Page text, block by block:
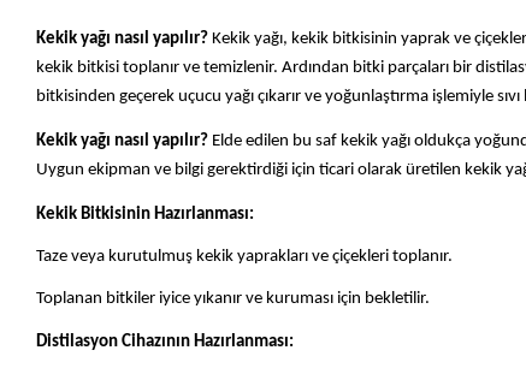
Kekik yağı nasıl yapılır? Kekik yağı, kekik bitkisinin yaprak ve
kekik bitkisi toplanır ve temizlenir. Ardından bitki parçaları bir
bitkisinden geçerek uçucu yağı çıkarır ve yoğunlaştırma işlemiyle
Kekik yağı nasıl yapılır? Elde edilen bu saf kekik yağı oldukça
Uygun ekipman ve bilgi gerektirdiği için ticari olarak üretilen kekik
Kekik Bitkisinin Hazırlanması:
Taze veya kurutulmuş kekik yaprakları ve çiçekleri toplanır.
Toplanan bitkiler iyice yıkanır ve kuruması için bekletilir.
Distilasyon Cihazının Hazırlanması: